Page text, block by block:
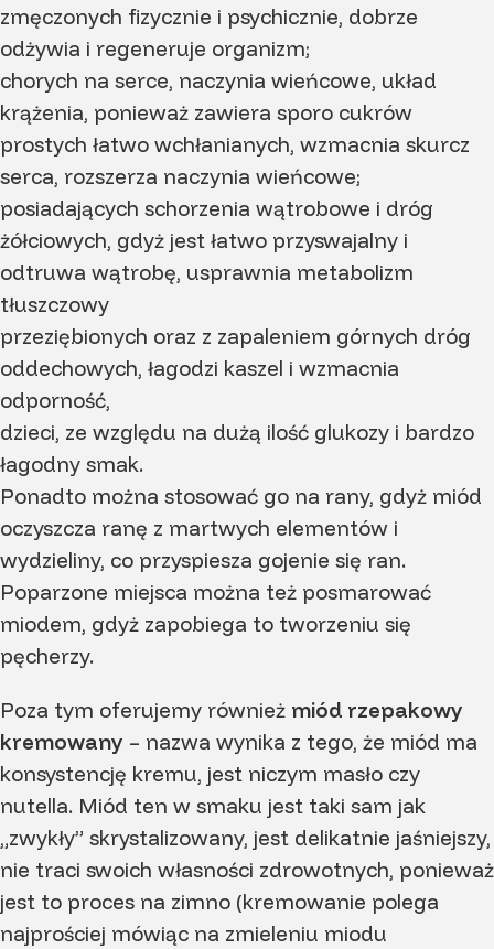
zmęczonych fizycznie i psychicznie, dobrze
odżywia i regeneruje organizm;
chorych na serce, naczynia wieńcowe, układ
krążenia, ponieważ zawiera sporo cukrów
prostych łatwo wchłanianych, wzmacnia skurcz
serca, rozszerza naczynia wieńcowe;
posiadających schorzenia wątrobowe i dróg
żółciowych, gdyż jest łatwo przyswajalny i
odtruwa wątrobę, usprawnia metabolizm
tłuszczowy
przeziębionych oraz z zapaleniem górnych dróg
oddechowych, łagodzi kaszel i wzmacnia
odporność,
dzieci, ze względu na dużą ilość glukozy i bardzo
łagodny smak.
Ponadto można stosować go na rany, gdyż miód
oczyszcza ranę z martwych elementów i
wydzieliny, co przyspiesza gojenie się ran.
Poparzone miejsca można też posmarować
miodem, gdyż zapobiega to tworzeniu się
pęcherzy.
Poza tym oferujemy również miód rzepakowy
kremowany – nazwa wynika z tego, że miód ma
konsystencję kremu, jest niczym masło czy
nutella. Miód ten w smaku jest taki sam jak
„zwykły” skrystalizowany, jest delikatnie jaśniejszy,
nie traci swoich własności zdrowotnych, ponieważ
jest to proces na zimno (kremowanie polega
najprościej mówiąc na zmieleniu miodu